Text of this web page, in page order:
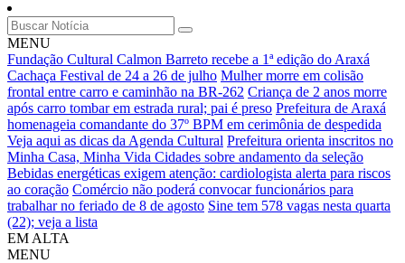
MENU
Fundação Cultural Calmon Barreto recebe a 1ª edição do Araxá
Cachaça Festival de 24 a 26 de julho Mulher morre em colisão
frontal entre carro e caminhão na BR-262 Criança de 2 anos morre
após carro tombar em estrada rural; pai é preso Prefeitura de Araxá
homenageia comandante do 37º BPM em cerimônia de despedida
Veja aqui as dicas da Agenda Cultural Prefeitura orienta inscritos no
Minha Casa, Minha Vida Cidades sobre andamento da seleção
Bebidas energéticas exigem atenção: cardiologista alerta para riscos
ao coração Comércio não poderá convocar funcionários para
trabalhar no feriado de 8 de agosto Sine tem 578 vagas nesta quarta
(22); veja a lista
EM ALTA
MENU